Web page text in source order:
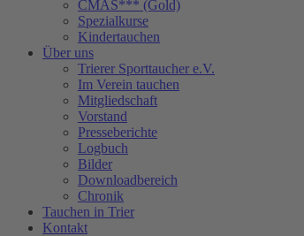
CMAS*** (Gold)
Spezialkurse
Kindertauchen
Über uns
Trierer Sporttaucher e.V.
Im Verein tauchen
Mitgliedschaft
Vorstand
Presseberichte
Logbuch
Bilder
Downloadbereich
Chronik
Tauchen in Trier
Kontakt